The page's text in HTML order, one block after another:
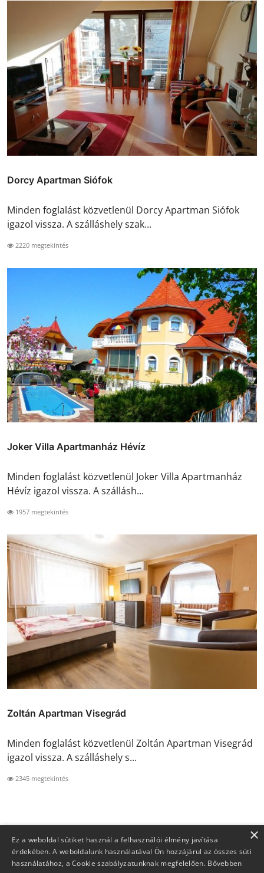
Dorcy Apartman Siófok
Minden foglalást közvetlenül Dorcy Apartman Siófok
igazol vissza. A szálláshely szak...
2220 megtekintés
Joker Villa Apartmanház Hévíz
Minden foglalást közvetlenül Joker Villa Apartmanház
Hévíz igazol vissza. A szállásh...
1957 megtekintés
Zoltán Apartman Visegrád
Minden foglalást közvetlenül Zoltán Apartman Visegrád
igazol vissza. A szálláshely s...
2345 megtekintés
×
Ez a weboldal sütiket használ a felhasználói élmény javítása
érdekében. A weboldalunk használatával Ön hozzájárul az összes süti
használatához, a Cookie szabályzatunknak megfelelően. Bővebben